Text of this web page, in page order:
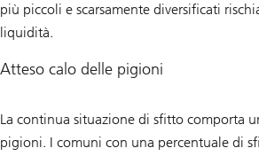
più piccoli e scarsamente diversificati
liquidità.
Atteso calo delle pigioni
La continua situazione di sfitto comporta
pigioni. I comuni con una percentuale di